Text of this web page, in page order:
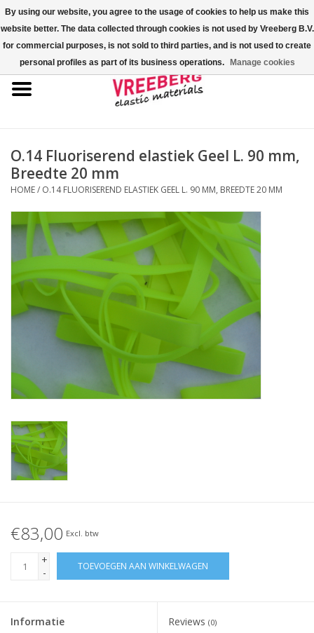
0 Artikelen - €0,00
Home
Gekleurde elastiekjes
Elastisch koord
Pallet elastiek
Kruiselastiek
Fastfix
Geknoopt elastiek
Zwarte elastiekjes aanbieding!
Witte elastiekjes aanbieding!
O.14 Fluoriserend elastiek Geel L. 90 mm,
Breedte 20 mm
HOME/ O.14 FLUORISEREND ELASTIEK GEEL L. 90 MM, BREEDTE 20 MM
€83,00 Excl. btw
+
-
TOEVOEGEN AAN WINKELWAGEN
Informatie Reviews (0)
By using our website, you agree to the usage of cookies to help us make this
website better. The data collected through cookies is not used by Vreeberg B.V.
for commercial purposes, is not sold to third parties, and is not used to create
personal profiles as part of its business operations.
Manage cookies